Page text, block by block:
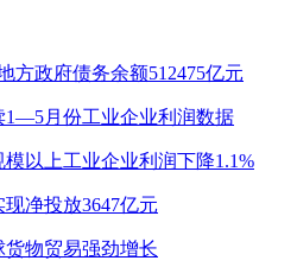
方政府债务余额512475亿元
1—5月份工业企业利润数据
以上工业企业利润下降1.1%
净投放3647亿元
物贸易强劲增长